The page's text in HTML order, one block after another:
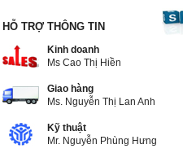
HỖ TRỢ THÔNG TIN
Kinh doanh
Ms Cao Thị Hiền
Giao hàng
Ms. Nguyễn Thị Lan Anh
Kỹ thuật
Mr. Nguyễn Phùng Hưng